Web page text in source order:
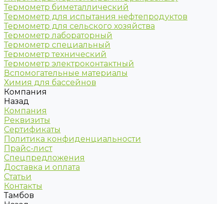
Термометр биметаллический
Термометр для испытания нефтепродуктов
Термометр для сельского хозяйства
Термометр лабораторный
Термометр специальный
Термометр технический
Термометр электроконтактный
Вспомогательные материалы
Химия для бассейнов
Компания
Назад
Компания
Реквизиты
Сертификаты
Политика конфиденциальности
Прайс-лист
Спецпредложения
Доставка и оплата
Статьи
Контакты
Тамбов